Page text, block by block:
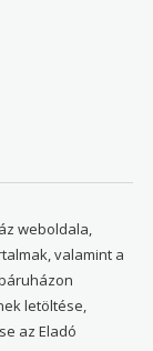
weboldala,
valamint a
letöltése,
az Eladó